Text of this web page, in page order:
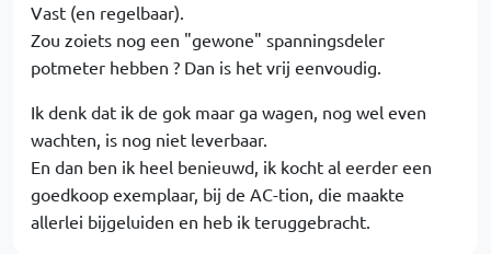
Vast (en regelbaar).
Zou zoiets nog een "gewone" spanningsdeler
potmeter hebben ? Dan is het vrij eenvoudig.
Ik denk dat ik de gok maar ga wagen, nog wel even
wachten, is nog niet leverbaar.
En dan ben ik heel benieuwd, ik kocht al eerder een
goedkoop exemplaar, bij de AC-tion, die maakte
allerlei bijgeluiden en heb ik teruggebracht.